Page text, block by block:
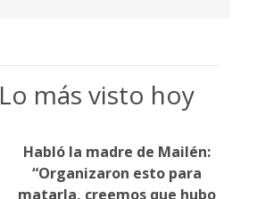
Lo más visto hoy
Habló la madre de Mailén:
“Organizaron esto para
matarla, creemos que hubo